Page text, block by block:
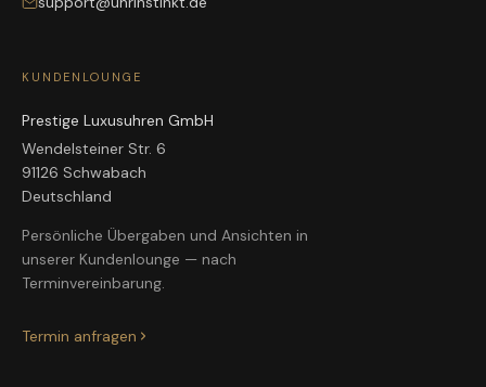
KUNDENLOUNGE
Prestige Luxusuhren GmbH
Wendelsteiner Str. 6
91126 Schwabach
Deutschland
Persönliche Übergaben und Ansichten in
unserer Kundenlounge — nach
Terminvereinbarung.
Termin anfragen